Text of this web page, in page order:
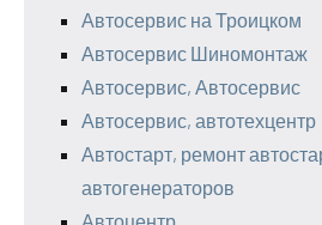
Автосервис на Троицком
Автосервис Шиномонтаж
Автосервис, Автосервис
Автосервис, автотехцентр
Автостарт, ремонт
автогенераторов